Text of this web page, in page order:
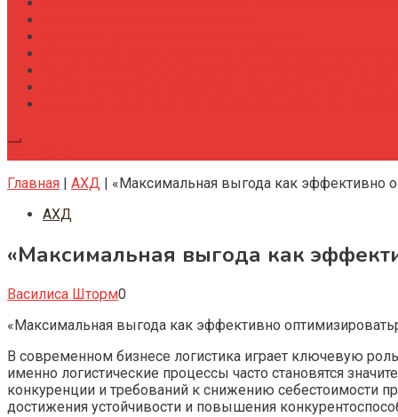
Главная | АХД | «Максимальная выгода как эффективно
АХД
«Максимальная выгода как
Василиса Шторм0
«Максимальная выгода как эффективно
В современном бизнесе логистика играет ключевую
именно логистические процессы часто становятся
конкуренции и требований к снижению себестоимости
достижения устойчивости и повышения